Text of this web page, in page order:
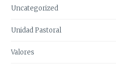
Uncategorized
Unidad Pastoral
Valores